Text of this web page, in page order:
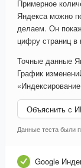
Примерное
Яндекса можно
делаем. Он
цифру страниц в
Точные данные
График
Объяснить с
Данные теста были
Google